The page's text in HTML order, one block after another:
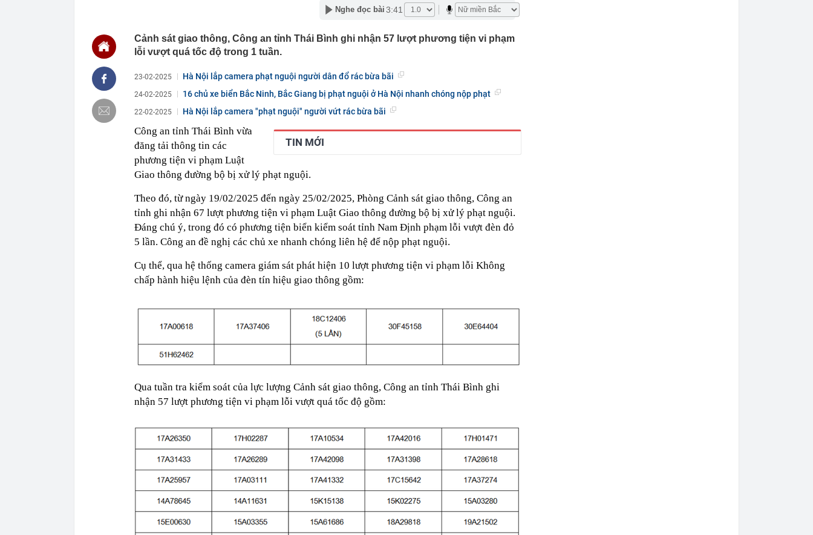
50 tuổi vẫn trẻ như tuổi 30, Thư Kỳ tiết lộ cách ăn uống giúp giữ dáng:
Sau tuổi 40, muốn giảm cân thì đừng mắc sai lầm này
dựng chỉ loạt tồn tại
09:10
Đặc khu lớn nhất Việt Nam sắp xuất hiện một công trình cạnh sân bay
09:10
Cảnh giác thủ đoạn lừa đảo đăng ký giải chạy dành cho trẻ em
09:09
Tuyến đường "đắt nhất hành tinh" gần 7.800 tỷ đồng, dài 2,2km ở Hà
Nội sắp đón cột mốc quan trọng vào dịp đặc biệt
Ông Nguyễn Lương Tân xin từ nhiệm tại Chứng khoán VPBank
09:04
Miền Bắc mưa đến bao giờ?
09:00
Phú Thọ: Hơn 3.000 ô tô vi phạm giao thông bị phát hiện qua hệ thống
camera giám sát trong tháng 7
09:00
Tâm lý thực sự của những người siêu giàu
Nghe đọc bài 3:41
Cảnh sát giao thông, Công an tỉnh Thái Bình ghi nhận 57 lượt phương tiện vi phạm
lỗi vượt quá tốc độ trong 1 tuần.
23-02-2025 Hà Nội lắp camera phạt nguội người dân đổ rác bừa bãi
24-02-2025 16 chủ xe biển Bắc Ninh, Bắc Giang bị phạt nguội ở Hà Nội nhanh chóng nộp phạt
22-02-2025 Hà Nội lắp camera "phạt nguội" người vứt rác bừa bãi
TIN MỚI
Công an tỉnh Thái Bình vừa
đăng tải thông tin các
phương tiện vi phạm Luật
Giao thông đường bộ bị xử lý phạt nguội.
Theo đó, từ ngày 19/02/2025 đến ngày 25/02/2025, Phòng Cảnh sát giao thông, Công an
tỉnh ghi nhận 67 lượt phương tiện vi phạm Luật Giao thông đường bộ bị xử lý phạt nguội.
Đáng chú ý, trong đó có phương tiện biển kiểm soát tỉnh Nam Định phạm lỗi vượt đèn đỏ
5 lần. Công an đề nghị các chủ xe nhanh chóng liên hệ để nộp phạt nguội.
Cụ thể, qua hệ thống camera giám sát phát hiện 10 lượt phương tiện vi phạm lỗi Không
chấp hành hiệu lệnh của đèn tín hiệu giao thông gồm:
Qua tuần tra kiểm soát của lực lượng Cảnh sát giao thông, Công an tỉnh Thái Bình ghi
nhận 57 lượt phương tiện vi phạm lỗi vượt quá tốc độ gồm: